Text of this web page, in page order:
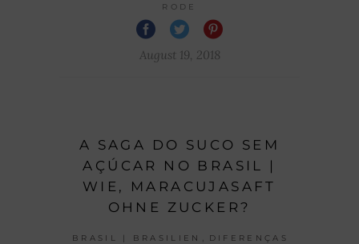
RODE
August 19, 2018
A SAGA DO SUCO SEM
AÇÚCAR NO BRASIL |
WIE, MARACUJASAFT
OHNE ZUCKER?
BRASIL | BRASILIEN DIFERENÇAS